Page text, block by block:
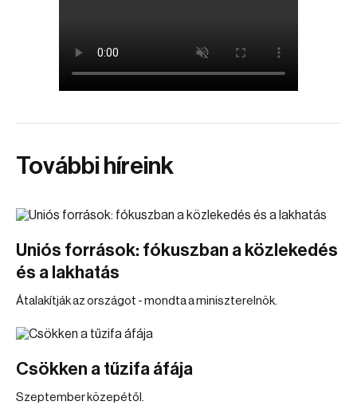
További híreink
Uniós források: fókuszban a közlekedés
és a lakhatás
Átalakítják az országot - mondta a miniszterelnök.
Csökken a tűzifa áfája
Szeptember közepétől.